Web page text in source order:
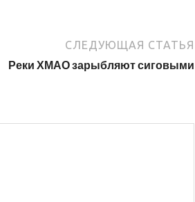
СЛЕДУЮЩАЯ СТАТЬЯ
Реки ХМАО зарыбляют сиговыми